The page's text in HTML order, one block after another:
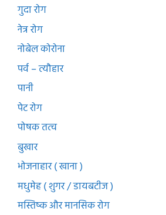
गुदा रोग
नेत्र रोग
नोबेल कोरोना
पर्व – त्यौहार
पानी
पेट रोग
पोषक तत्व
बुखार
भोजनाहार ( खाना )
मधुमेह ( शुगर / डायबटीज )
मस्तिष्क और मानसिक रोग